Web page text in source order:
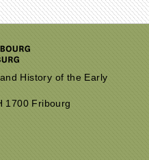
History of the Early
1700 Fribourg